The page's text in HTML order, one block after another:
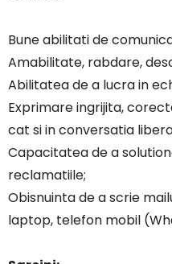
Bune abilitati de
Amabilitate, rabdare,
Abilitatea de a lucra in
Exprimare ingrijita,
cat si in conversatia
Capacitatea de a
reclamatiile;
Obisnuinta de a scrie
laptop, telefon mobil